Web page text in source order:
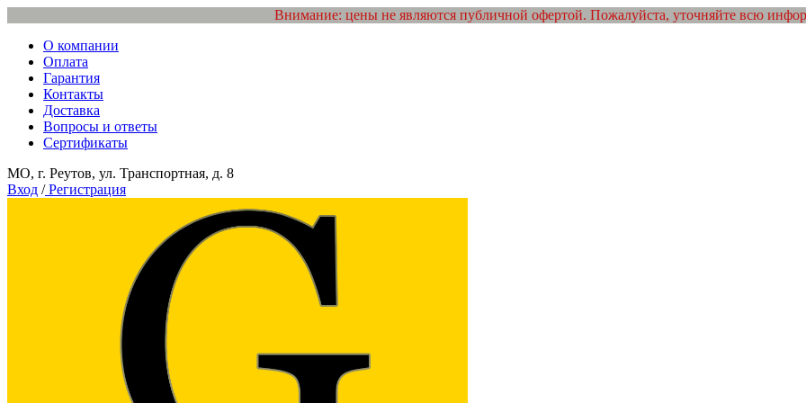
Внимание: цены не являются публичной офертой. Пожалуйста, уточняйте всю
О компании
Оплата
Гарантия
Контакты
Доставка
Вопросы и ответы
Сертификаты
МО, г. Реутов, ул. Транспортная, д. 8
Вход /Регистрация